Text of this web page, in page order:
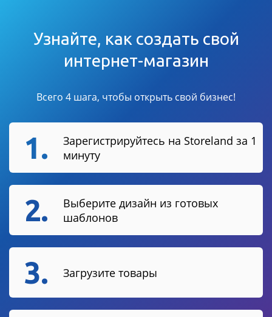
Узнайте, как создать свой
интернет-магазин
Всего 4 шага, чтобы открыть свой бизнес!
1.
Зарегистрируйтесь на Storeland за 1
минуту
2.
Выберите дизайн из готовых
шаблонов
3. Загрузите товары